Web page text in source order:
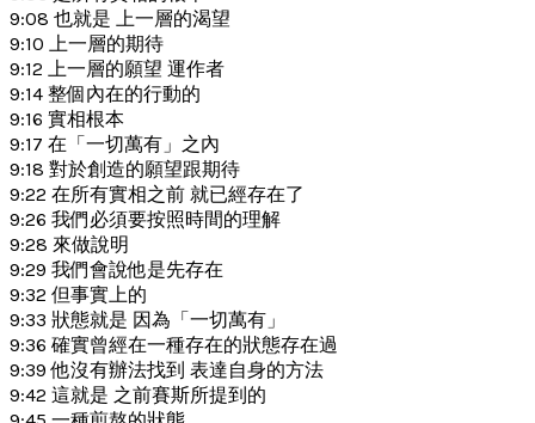
9:08 也就是 上一層的渴望
9:10 上一層的期待
9:12 上一層的願望 運作者
9:14 整個內在的行動的
9:16 實相根本
9:17 在「一切萬有」之內
9:18 對於創造的願望跟期待
9:22 在所有實相之前 就已經存在了
9:26 我們必須要按照時間的理解
9:28 來做說明
9:29 我們會說他是先存在
9:32 但事實上的
9:33 狀態就是 因為「一切萬有」
9:36 確實曾經在一種存在的狀態存在過
9:39 他沒有辦法找到 表達自身的方法
9:42 這就是 之前賽斯所提到的